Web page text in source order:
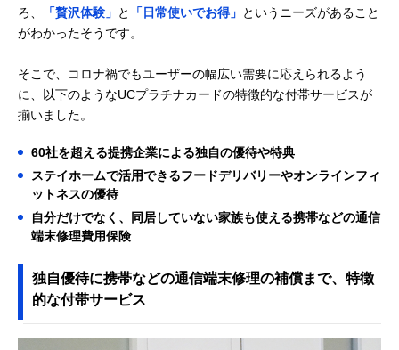
ろ、
「贅沢体験」 と 「日常使いでお得」 というニーズがあること
がわかったそうです。
そこで、コロナ禍でもユーザーの幅広い需要に応えられるよう
に、以下のようなUCプラチナカードの特徴的な付帯サービスが
揃いました。
60社を超える提携企業による独自の優待や特典
ステイホームで活用できるフードデリバリーやオンラインフィ
ットネスの優待
自分だけでなく、同居していない家族も使える携帯などの通信
端末修理費用保険
独自優待に携帯などの通信端末修理の補償まで、特徴
的な付帯サービス